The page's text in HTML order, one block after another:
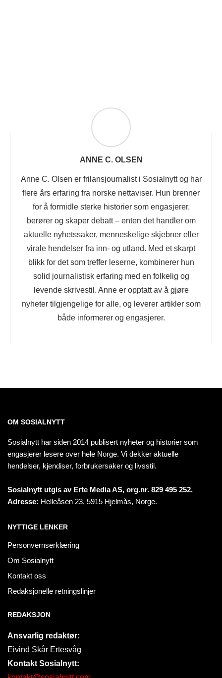
ANNE C. OLSEN
Anne C. Olsen er frilansjournalist i Sosialnytt og har
flere års erfaring fra norske nettaviser. Hun brenner
for å formidle sterke historier som engasjerer,
berører og skaper debatt – enten det handler om
aktuelle nyhetssaker, menneskelige skjebner eller
virale hendelser fra inn- og utland. Med et skarpt
blikk for det som treffer leserne, kombinerer hun
solid journalistisk erfaring med en folkelig og
levende skrivestil. Anne er opptatt av å gjøre
nyheter tilgjengelige for alle, og leverer artikler som
både informerer og engasjerer.
OM SOSIALNYTT
Sosialnytt har siden 2014 publisert nyheter og historier som
engasjerer lesere over hele Norge. Vi dekker aktuelle
hendelser, kjendiser, forbrukersaker og livsstil.
Sosialnytt utgis av Erte Media AS, org.nr. 829 495 252.
Adresse: Helleåsen 23, 5915 Hjelmås, Norge.
NYTTIGE LENKER
Personvernserklæring
Om Sosialnytt
Kontakt oss
Redaksjonelle retningslinjer
REDAKSJON
Ansvarlig redaktør:
Eivind Skår Ertesvåg
Kontakt Sosialnytt: